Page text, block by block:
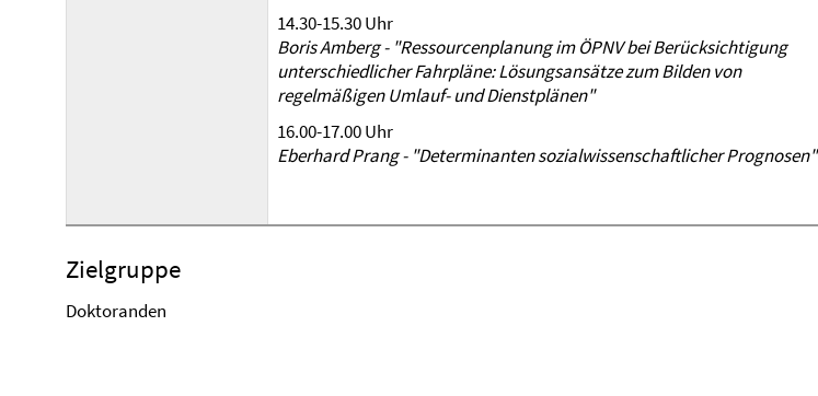
14.30-15.30 Uhr
Boris Amberg - "Ressourcenplanung im ÖPNV bei Berücksichtigung
unterschiedlicher Fahrpläne: Lösungsansätze zum Bilden von
regelmäßigen Umlauf- und Dienstplänen"
16.00-17.00 Uhr
Eberhard Prang - "Determinanten sozialwissenschaftlicher Prognosen"
Zielgruppe
Doktoranden